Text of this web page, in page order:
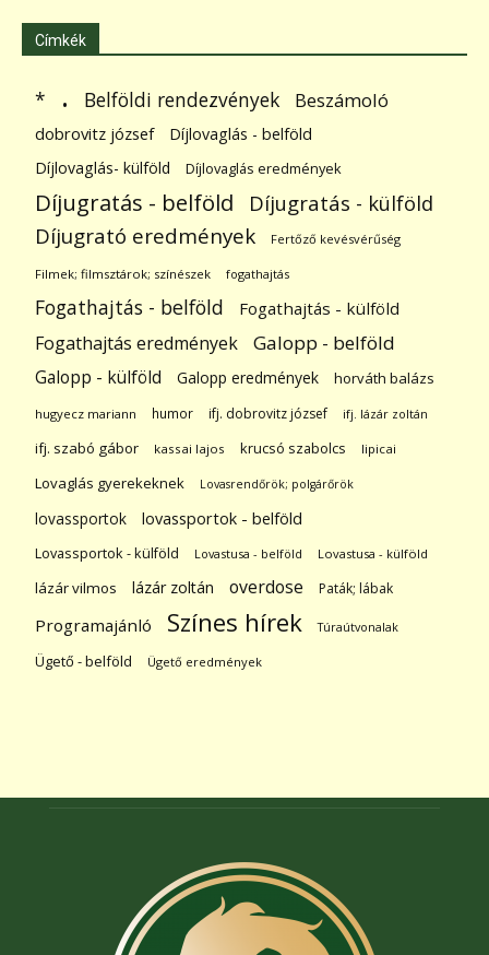
Címkék
* . Belföldi rendezvények Beszámoló
dobrovitz józsef
Díjlovaglás - belföld
Díjlovaglás- külföld
Díjlovaglás eredmények
Díjugratás - belföld Díjugratás - külföld
Díjugrató eredmények Fertőző kevésvérűség
Filmek; filmsztárok; színészek fogathajtás
Fogathajtás - belföld Fogathajtás - külföld
Fogathajtás eredmények Galopp - belföld
Galopp - külföld Galopp eredmények horváth balázs
hugyecz mariann humor ifj. dobrovitz józsef ifj. lázár zoltán
ifj. szabó gábor kassai lajos krucsó szabolcs lipicai
Lovaglás gyerekeknek Lovasrendőrök; polgárőrök
lovassportok lovassportok - belföld
Lovassportok - külföld Lovastusa - belföld Lovastusa - külföld
lázár vilmos lázár zoltán overdose Paták; lábak
Programajánló Színes hírek Túraútvonalak
Ügető - belföld Ügető eredmények